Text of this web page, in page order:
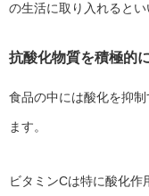
の生活に取り入れるとい
抗酸化物質を積極的
食品の中には酸化を抑
ます。
ビタミンCは特に酸化